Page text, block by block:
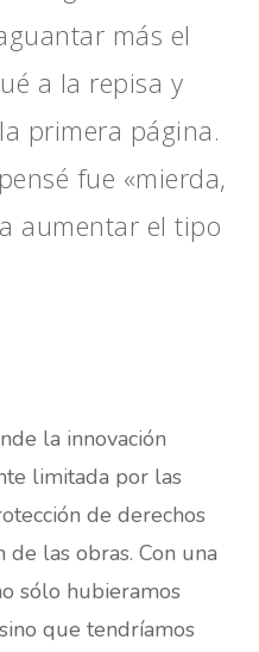
más el
a la repisa y
primera página.
fue «mierda,
aumentar el tipo
la innovación
limitada por las
de derechos
las obras. Con una
sólo hubieramos
que tendríamos